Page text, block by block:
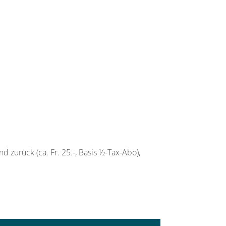
zurück (ca. Fr. 25.-, Basis ½-Tax-Abo),